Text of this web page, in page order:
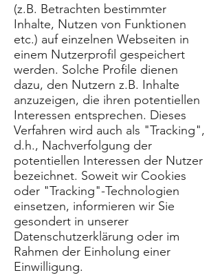
(z.B. Betrachten bestimmter
Inhalte, Nutzen von Funktionen
etc.) auf einzelnen Webseiten in
einem Nutzerprofil gespeichert
werden. Solche Profile dienen
dazu, den Nutzern z.B. Inhalte
anzuzeigen, die ihren potentiellen
Interessen entsprechen. Dieses
Verfahren wird auch als "Tracking",
d.h., Nachverfolgung der
potentiellen Interessen der Nutzer
bezeichnet. Soweit wir Cookies
oder "Tracking"-Technologien
einsetzen, informieren wir Sie
gesondert in unserer
Datenschutzerklärung oder im
Rahmen der Einholung einer
Einwilligung.